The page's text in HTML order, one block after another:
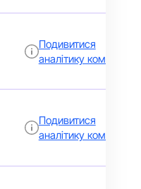
Подивитися
аналітику компанії
Подивитися
аналітику компанії